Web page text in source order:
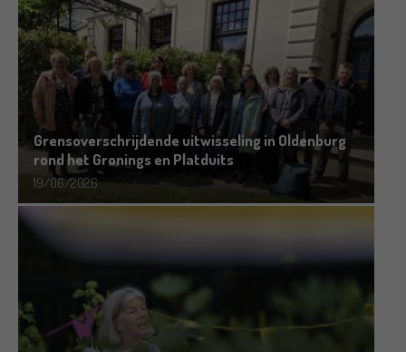
Grensoverschrijdende uitwisseling in Oldenburg
rond het Gronings en Platduits
19/06/2026